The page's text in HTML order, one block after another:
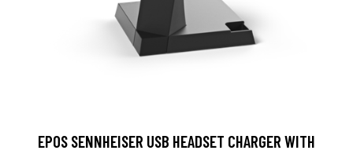
EPOS SENNHEISER USB HEADSET CHARGER WITH